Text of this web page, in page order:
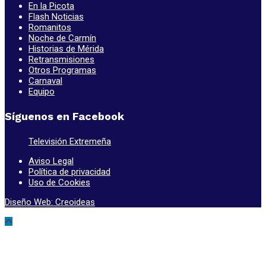
En la Picota
Flash Noticias
Romanitos
Noche de Carmín
Historias de Mérida
Retransmisiones
Otros Programas
Carnaval
Equipo
Síguenos en Facebook
Televisión Extremeña
Aviso Legal
Política de privacidad
Uso de Cookies
Diseño Web: Creoideas